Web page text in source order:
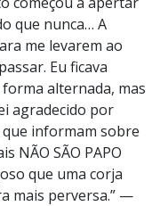
que nunca… A
me levarem ao
Eu ficava
alternada, mas
agradecido por
informam sobre
NÃO SÃO PAPO
que uma corja
mais perversa.” —